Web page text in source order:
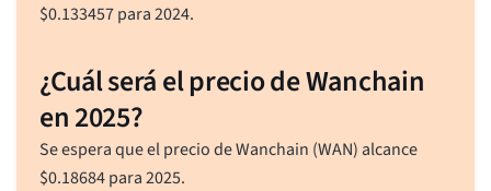
$0.133457para 2024.
¿Cuál será el precio de Wanchain
en 2025?
Se espera que el precio de Wanchain (WAN) alcance
$0.18684para 2025.